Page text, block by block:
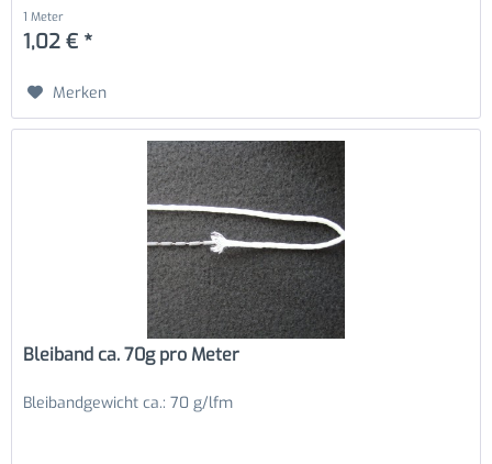
1 Meter
1,02 € *
Merken
Bleiband ca. 70g pro Meter
Bleibandgewicht ca.: 70 g/lfm